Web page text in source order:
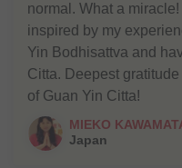
normal. What a
inspired by my
Yin Bodhisattva and
Citta. Deepest
of Guan Yin Citta!
MIEKO
Japan